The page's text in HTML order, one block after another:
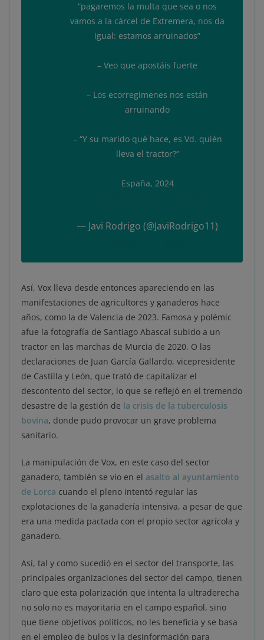
“pagaremos la multa que sea o nos
vamos a la cárcel de Extremera, nos da
igual: estamos arruinados”
– Veo que apostáis fuerte
– Los ecorregimenes nos están
arruinando
– “Y su marido qué hace, es Vd. quién
lleva el tractor?”
España, 2024
— Javi Rodrigo (@JaviRodrigo11)
Así, Vox lleva desde entonces apareciendo en las
manifestaciones de agricultores y ganaderos hace
años, como la de Valencia de 2023. Famosa y polémic
afue la fotografía de Santiago Abascal subido a un
tractor en las marchas de Murcia de 2020. O las
declaraciones de Juan García Gallardo, vicepresidente
de Castilla y León, que trató de capitalizar el
descontento del sector, lo que se reflejó en el tremendo
desastre de la gestión de la crisis de la tuberculosis
bovina, donde pudo provocar un grave problema
sanitario.
La manipulación de Vox, en este caso del sector
ganadero, también se vio en el asalto al ayuntamiento
de Lorca cuando el pleno intentó regular las
explotaciones de la ganadería intensiva, a pesar de que
era una medida pactada con el propio sector agrícola y
ganadero.
Así, tal y como sucedió en el sector del transporte, las
principales organizaciones del sector del campo, tienen
claro que esta polarización que intenta la ultraderecha
no solo no es mayoritaria en el campo español, sino
que tiene objetivos políticos, no les beneficia y se basa
en el empleo de bulos y la desinformación para